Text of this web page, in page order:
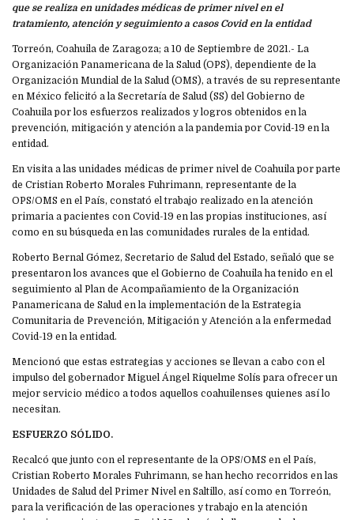
que se realiza en unidades médicas de primer nivel en el
tratamiento, atención y seguimiento a casos Covid en la entidad
Torreón, Coahuila de Zaragoza; a 10 de Septiembre de 2021.- La
Organización Panamericana de la Salud (OPS), dependiente de la
Organización Mundial de la Salud (OMS), a través de su representante
en México felicitó a la Secretaría de Salud (SS) del Gobierno de
Coahuila por los esfuerzos realizados y logros obtenidos en la
prevención, mitigación y atención a la pandemia por Covid-19 en la
entidad.
En visita a las unidades médicas de primer nivel de Coahuila por parte
de Cristian Roberto Morales Fuhrimann, representante de la
OPS/OMS en el País, constató el trabajo realizado en la atención
primaria a pacientes con Covid-19 en las propias instituciones, así
como en su búsqueda en las comunidades rurales de la entidad.
Roberto Bernal Gómez, Secretario de Salud del Estado, señaló que se
presentaron los avances que el Gobierno de Coahuila ha tenido en el
seguimiento al Plan de Acompañamiento de la Organización
Panamericana de Salud en la implementación de la Estrategia
Comunitaria de Prevención, Mitigación y Atención a la enfermedad
Covid-19 en la entidad.
Mencionó que estas estrategias y acciones se llevan a cabo con el
impulso del gobernador Miguel Ángel Riquelme Solís para ofrecer un
mejor servicio médico a todos aquellos coahuilenses quienes así lo
necesitan.
ESFUERZO SÓLIDO.
Recalcó que junto con el representante de la OPS/OMS en el País,
Cristian Roberto Morales Fuhrimann, se han hecho recorridos en las
Unidades de Salud del Primer Nivel en Saltillo, así como en Torreón,
para la verificación de las operaciones y trabajo en la atención